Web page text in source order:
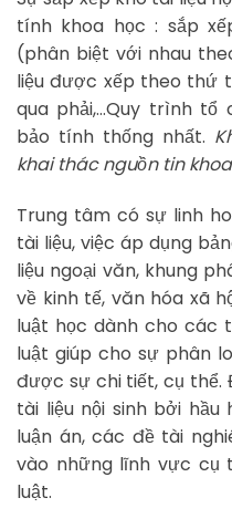
tính khoa học : sắp
(phân biệt với nhau
liệu được xếp theo thứ
qua phải,…Quy trình
bảo tính thống nhất.
khai thác nguồn tin
Trung tâm có sự linh
tài liệu, việc áp dụng
liệu ngoại văn, khung
về kinh tế, văn hóa xã
luật học dành cho các
luật giúp cho sự phân
được sự chi tiết, cụ thể.
tài liệu nội sinh bởi hầu
luận án, các đề tài
vào những lĩnh vực cụ
luật.